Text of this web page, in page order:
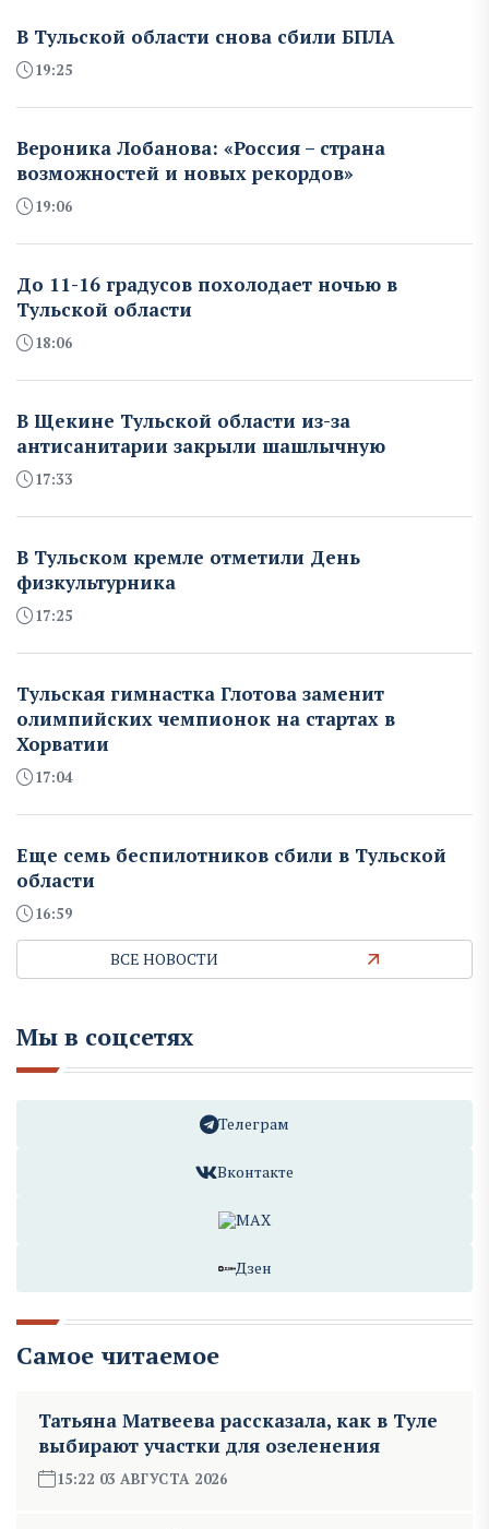
В Тульской области снова сбили БПЛА
19:25
Вероника Лобанова: «Россия – страна
возможностей и новых рекордов»
19:06
До 11-16 градусов похолодает ночью в
Тульской области
18:06
В Щекине Тульской области из-за
антисанитарии закрыли шашлычную
17:33
В Тульском кремле отметили День
физкультурника
17:25
Тульская гимнастка Глотова заменит
олимпийских чемпионок на стартах в
Хорватии
17:04
Еще семь беспилотников сбили в Тульской
области
16:59
ВСЕ НОВОСТИ
Мы в соцсетях
Телеграм
Вконтакте
MAX
Дзен
Самое читаемое
Татьяна Матвеева рассказала, как в Туле
выбирают участки для озеленения
15:22 03 АВГУСТА 2026